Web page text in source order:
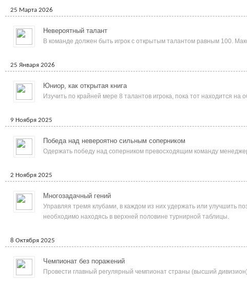
25 Марта 2026
Невероятный талант
В команде должен быть игрок с открытым талантом равным 100.
25 Января 2026
Юниор, как открытая книга
Изучить по крайней мере 8 талантов игрока, пока тот находится на
9 Ноября 2025
Победа над невероятно сильным соперником
Одержать победу над соперником превосходящим команду
2 Ноября 2025
Многозадачный гений
Управляя тремя клубами, в каждом из них удержать или улучшить
необходимо находясь в верхней половине турнирной таблицы.
8 Октября 2025
Чемпионат без поражений
Провести главный регулярный чемпионат страны (высший